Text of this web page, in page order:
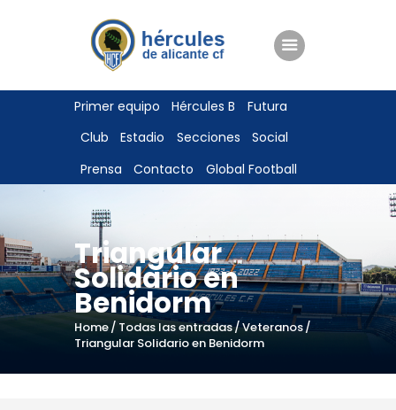
Primer equipo Hércules B
Futura
Club
Estadio Secciones
Social
Prensa
Contacto Global Football
Triangular
Solidario en
Benidorm
Home Todas las entradas Veteranos
Triangular Solidario en Benidorm
ENTRADAS
TIENDA
HÉRCULESCF100